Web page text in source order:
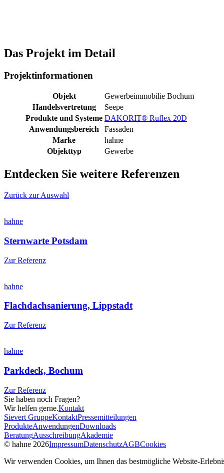
Das Projekt im Detail
Projektinformationen
Objekt
Gewerbeimmobilie Bochum
Handelsvertretung
Seepe
Produkte und Systeme DAKORIT® Ruflex 20D
Anwendungsbereich
Fassaden
Marke
hahne
Objekttyp
Gewerbe
Entdecken Sie weitere Referenzen
Zurück zur Auswahl
hahne
Sternwarte Potsdam
Zur Referenz
hahne
Flachdachsanierung, Lippstadt
Zur Referenz
hahne
Parkdeck, Bochum
Zur Referenz
Sie haben noch Fragen?
Wir helfen gerne.Kontakt
Sievert GruppeKontaktPressemitteilungen
ProdukteAnwendungenDownloads
BeratungAusschreibungAkademie
© hahne 2026ImpressumDatenschutzAGBCookies
Wir verwenden Cookies, um Ihnen das bestmögliche Website-